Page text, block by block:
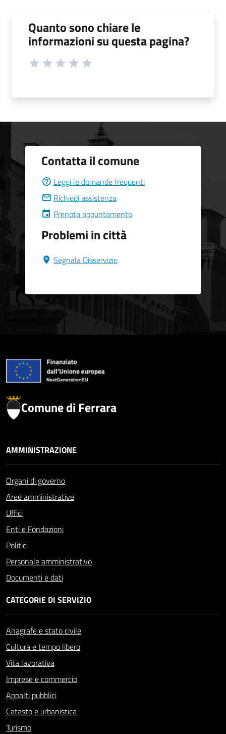
Quanto sono chiare le
informazioni su questa pagina?
Contatta il comune
Leggi le domande frequenti
Richiedi assistenza
Prenota appuntamento
Problemi in città
Segnala Disservizio
Comune di Ferrara
AMMINISTRAZIONE
Organi di governo
Aree amministrative
Uffici
Enti e Fondazioni
Politici
Personale amministrativo
Documenti e dati
CATEGORIE DI SERVIZIO
Anagrafe e stato civile
Cultura e tempo libero
Vita lavorativa
Imprese e commercio
Appalti pubblici
Catasto e urbanistica
Turismo